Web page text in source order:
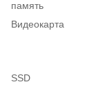
память
Видеокарта
SSD